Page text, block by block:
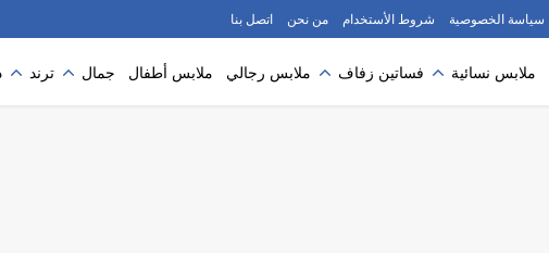
سياسة الخصوصية شروط الأستخدام من نحن اتصل بنا
ملابس نسائية فساتين زفاف ملابس رجالي ملابس أطفال جمال ترند